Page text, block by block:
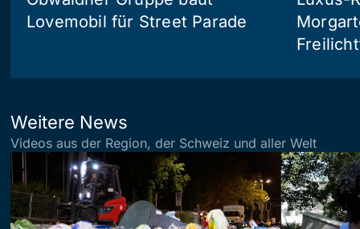
Lovemobil für Street Parade
Weitere News
Videos aus der Region, der Schweiz und aller Welt